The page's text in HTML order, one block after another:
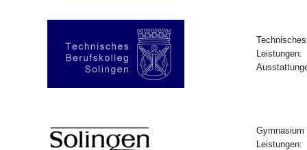
Leistungen:
Leistungen: